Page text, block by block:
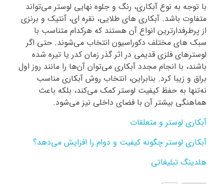
با توجه به نوع آبکاری، رنگ و جلوه نهایی لوستر می‌تواند
متفاوت باشد. آبکاری‌ های طلایی، نقره‌ ای، آنتیک و برنزی
از پرطرفدارترین انواع آن هستند که هرکدام متناسب با
سبک‌ های مختلف دکوراسیون انتخاب می‌شوند. حتی اگر
لوسترهای فلزی قدیمی در اثر گذر زمان کدر یا تیره شده
باشند، با انجام مجدد آبکاری می‌توان آن‌ها را مانند روز اول
براق و زیبا کرد. بنابراین، انتخاب روش آبکاری مناسب
نه‌تنها به حفظ کیفیت لوستر کمک می‌کند، بلکه باعث
هماهنگی بیشتر آن با فضای داخلی نیز می‌شود.
آبکاری لوستر و متعلقات
آبکاری لوستر چگونه کیفیت و دوام را افزایش می‌دهد؟
هلدینگ تبلیغاتی